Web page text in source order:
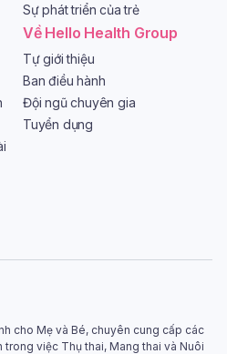
Sự phát triển của trẻ
Về Hello Health Group
Tự giới thiệu
Ban điều hành
Đội ngũ chuyên gia
Tuyển dụng
cho Mẹ và Bé, chuyên cung cấp các
trong việc Thụ thai, Mang thai và Nuôi